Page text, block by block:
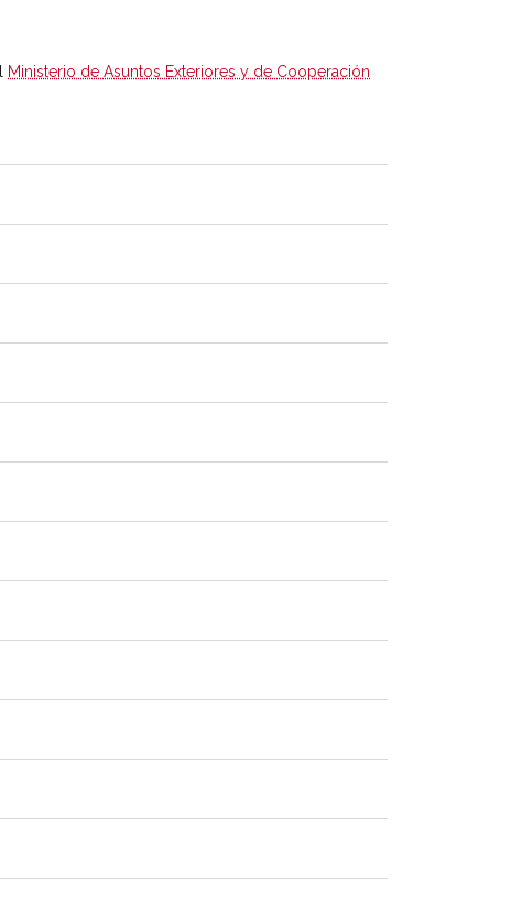
Ministerio de Asuntos Exteriores y de Cooperación